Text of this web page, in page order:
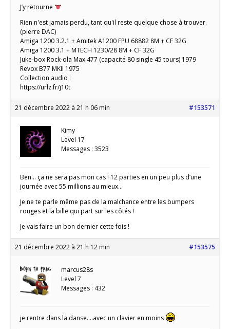
J’y retourne
Rien n'est jamais perdu, tant qu'il reste quelque chose à trouver.
(pierre DAC)
Amiga 1200 3.2.1 + Amitek A1200 FPU 68882 8M + CF 32G
Amiga 1200 3.1 + MTECH 1230/28 8M + CF 32G
Juke-box Rock-ola Max 477 (capacité 80 single 45 tours) 1979
Revox B77 MKII 1975
Collection audio :
https://urlz.fr/j10t
21 décembre 2022 à 21 h 06 min #153571
Kimy
Level 17
Messages : 3523
Ben… ça ne sera pas mon cas ! 12 parties en un peu plus d’une
journée avec 55 millions au mieux…
Je ne te parle même pas de la malchance entre les bumpers
rouges et la bille qui part sur les côtés !
Je vais faire un bon dernier cette fois !
21 décembre 2022 à 21 h 12 min #153575
marcus28s
Level 7
Messages : 432
je rentre dans la danse….avec un clavier en moins